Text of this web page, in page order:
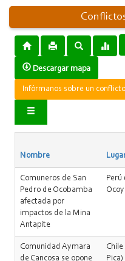
Descargar mapa
Infórmanos sobre un conflicto
Nombre
Comuneros de San
Pedro de Ocobamba
afectada por
impactos de la Mina
Antapite
Perú
Comunidad Aymara
de Cancosa se opone
Pica)